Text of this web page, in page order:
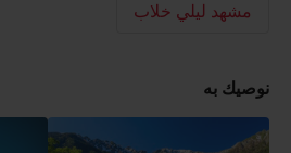
مشهد ليلي خلاب
نوصيك به